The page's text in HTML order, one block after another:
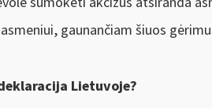
gaunančiam šiuos
Lietuvoje?